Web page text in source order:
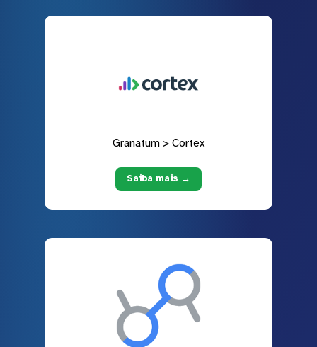
Granatum > Cortex
Saiba mais →